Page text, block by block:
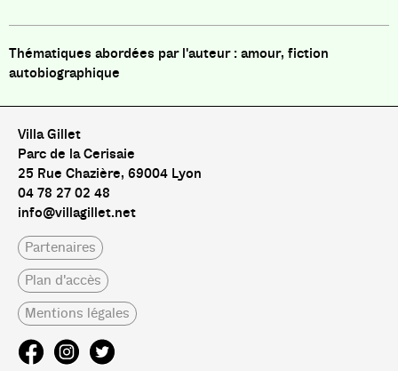
amour, fiction
autobiographique
Villa Gillet
Parc de la Cerisaie
25 Rue Chazière, 69004 Lyon
04 78 27 02 48
info@villagillet.net
Partenaires
Plan d'accès
Mentions légales